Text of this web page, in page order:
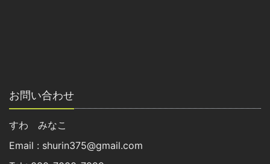
お問い合わせ
すわ みなこ
Email : shurin375@gmail.com